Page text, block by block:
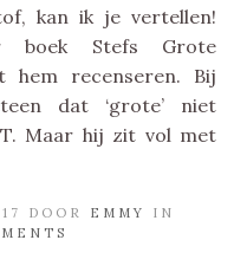
kan ik je vertellen!
boek Stefs Grote
hem recenseren. Bij
dat ‘grote’ niet
Maar hij zit vol met
DOOR EMMY
IN